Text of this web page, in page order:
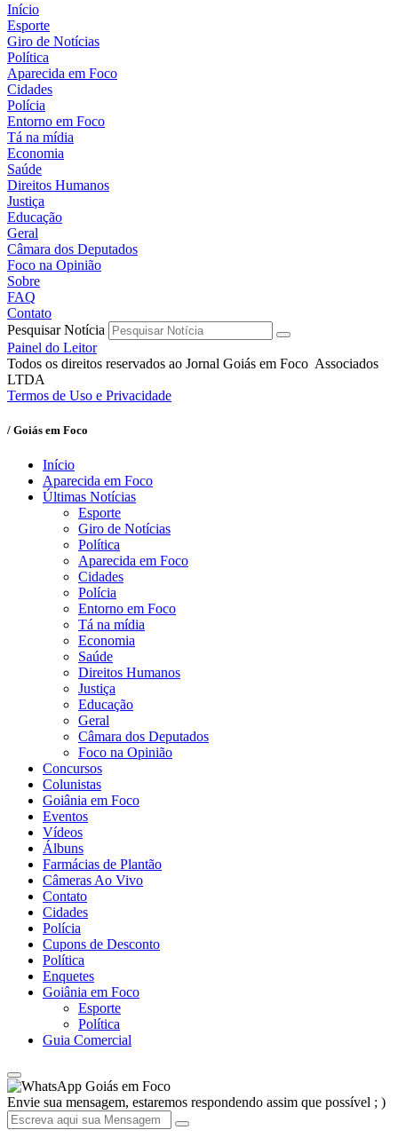
Início
Esporte
Giro de Notícias
Política
Aparecida em Foco
Cidades
Polícia
Entorno em Foco
Tá na mídia
Economia
Saúde
Direitos Humanos
Justiça
Educação
Geral
Câmara dos Deputados
Foco na Opinião
Sobre
FAQ
Contato
Pesquisar Notícia
Painel do Leitor
Todos os direitos reservados ao Jornal Goiás em Foco Associados
LTDA
Termos de Uso e Privacidade
/ Goiás em Foco
Início
Aparecida em Foco
Últimas Notícias
Esporte
Giro de Notícias
Política
Aparecida em Foco
Cidades
Polícia
Entorno em Foco
Tá na mídia
Economia
Saúde
Direitos Humanos
Justiça
Educação
Geral
Câmara dos Deputados
Foco na Opinião
Concursos
Colunistas
Goiânia em Foco
Eventos
Vídeos
Álbuns
Farmácias de Plantão
Câmeras Ao Vivo
Contato
Cidades
Polícia
Cupons de Desconto
Política
Enquetes
Goiânia em Foco
Esporte
Política
Guia Comercial
Goiás em Foco
Envie sua mensagem, estaremos respondendo assim que possível ; )